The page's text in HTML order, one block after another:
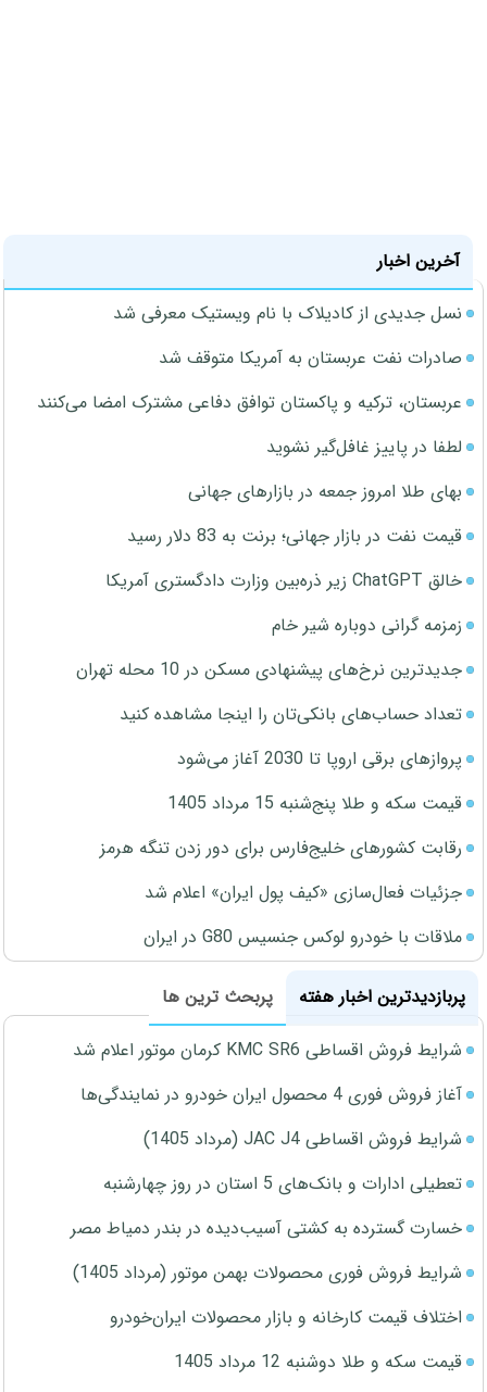
آخرین اخبار
نسل جدیدی از کادیلاک با نام ویستیک معرفی شد
صادرات نفت عربستان به آمریکا متوقف شد
عربستان، ترکیه و پاکستان توافق دفاعی مشترک امضا می‌کنند
لطفا در پاییز غافل‌گیر نشوید
بهای طلا امروز جمعه در بازارهای جهانی
قیمت نفت در بازار جهانی؛ برنت به 83 دلار رسید
خالق ChatGPT زیر ذره‌بین وزارت دادگستری آمریکا
زمزمه گرانی دوباره شیر خام
جدیدترین نرخ‌های پیشنهادی مسکن در 10 محله تهران
تعداد حساب‌های بانکی‌تان را اینجا مشاهده کنید
پروازهای برقی اروپا تا 2030 آغاز می‌شود
قیمت سکه و طلا پنج‌شنبه 15 مرداد 1405
رقابت کشورهای خلیج‌فارس برای دور زدن تنگه هرمز
جزئیات فعال‌سازی «کیف پول ایران» اعلام شد
ملاقات با خودرو لوکس جنسیس G80 در ایران
پربازدیدترین اخبار هفته
پربحث ترین ها
شرایط فروش اقساطی KMC SR6 کرمان موتور اعلام شد
آغاز فروش فوری 4 محصول ایران خودرو در نمایندگی‌ها
شرایط فروش اقساطی JAC J4 (مرداد 1405)
تعطیلی ادارات و بانک‌های 5 استان در روز چهارشنبه
خسارت گسترده به کشتی آسیب‌دیده در بندر دمیاط مصر
شرایط فروش فوری محصولات بهمن موتور (مرداد 1405)
اختلاف قیمت کارخانه و بازار محصولات ایران‌خودرو
قیمت سکه و طلا دوشنبه 12 مرداد 1405